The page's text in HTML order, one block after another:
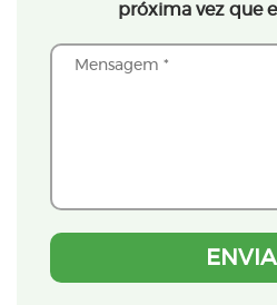
próxima vez que